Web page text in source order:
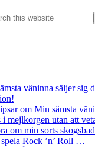
väninna säljer sig
om Min sämsta
i mejlkorgen utan att
om min sorts skogsbad
Rock ’n’ Roll …